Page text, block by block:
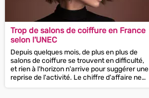
Trop de salons de coiffure en France
selon l'UNEC
Depuis quelques mois, de plus en plus de
salons de coiffure se trouvent en difficulté,
et rien à l'horizon n'arrive pour suggérer une
reprise de l'activité. Le chiffre d'affaire ne
cesse de...